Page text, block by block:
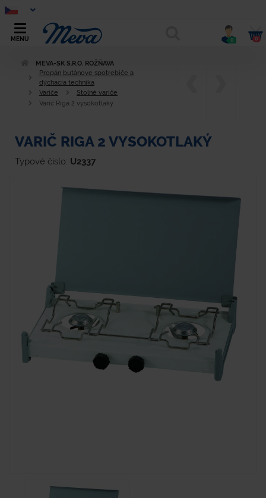
MENU 0 0
MEVA-SK S.R.O. ROŽŇAVA
Propán butánove spotrebiče a
dýchacia technika
Variče
Stolné variče
Varič Riga 2 vysokotlaký
VARIČ RIGA 2 VYSOKOTLAKÝ
Typové číslo: U2337